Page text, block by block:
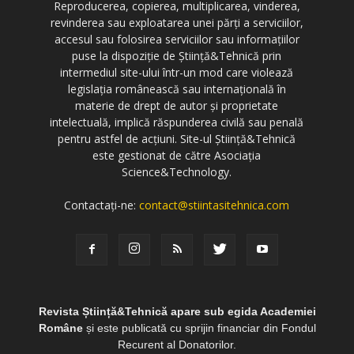
Reproducerea, copierea, multiplicarea, vinderea,
revinderea sau exploatarea unei părți a serviciilor,
accesul sau folosirea serviciilor sau informațiilor
puse la dispoziție de Știință&Tehnică prin
intermediul site-ului într-un mod care violează
legislația românească sau internațională în
materie de drept de autor și proprietate
intelectuală, implică răspunderea civilă sau penală
pentru astfel de acțiuni. Site-ul Știință&Tehnică
este gestionat de către Asociația
Science&Technology.
Contactați-ne:contact@stiintasitehnica.com
Revista Știință&Tehnică apare sub egida Academiei
Româneși este publicată cu sprijin financiar din Fondul
Recurent al Donatorilor.